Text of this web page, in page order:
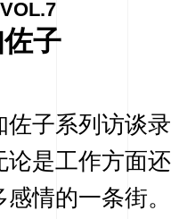
子
子系列访谈
是工作方面
情的一条街